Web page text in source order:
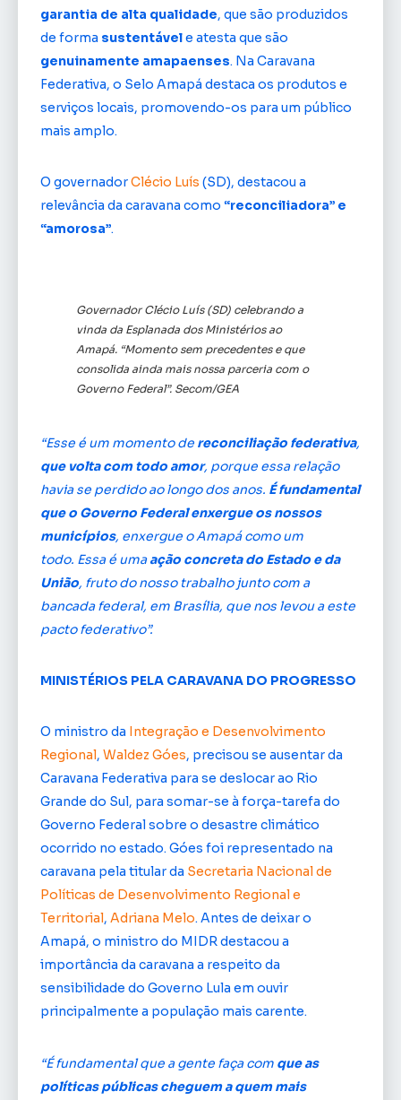
garantia de alta qualidade, que são produzidos
de forma sustentávele atesta que são
genuinamente amapaenses. Na Caravana
Federativa, o Selo Amapá destaca os produtos e
serviços locais, promovendo-os para um público
mais amplo.
O governadorClécio Luís (SD), destacou a
relevância da caravana como “reconciliadora” e
“amorosa”.
Governador Clécio Luís (SD) celebrando a
vinda da Esplanada dos Ministérios ao
Amapá. “Momento sem precedentes e que
consolida ainda mais nossa parceria com o
Governo Federal”. Secom/GEA
“Esse é um momento de reconciliação federativa,
que volta com todo amor, porque essa relação
havia se perdido ao longo dos anos. É fundamental
que o Governo Federal enxergue os nossos
municípios, enxergue o Amapá como um
todo. Essa é umaação concreta do Estado e da
União, fruto do nosso trabalho junto com a
bancada federal, em Brasília, que nos levou a este
pacto federativo”.
MINISTÉRIOS PELA CARAVANA DO PROGRESSO
O ministro da Integração e Desenvolvimento
Regional, Waldez Góes, precisou se ausentar da
Caravana Federativa para se deslocar ao Rio
Grande do Sul, para somar-se à força-tarefa do
Governo Federal sobre o desastre climático
ocorrido no estado. Góes foi representado na
caravana pela titular da Secretaria Nacional de
Políticas de Desenvolvimento Regional e
Territorial, Adriana Melo. Antes de deixar o
Amapá, o ministro do MIDR destacou a
importância da caravana a respeito da
sensibilidade do Governo Lula em ouvir
principalmente a população mais carente.
“É fundamental que a gente faça com que as
políticas públicas cheguem a quem mais